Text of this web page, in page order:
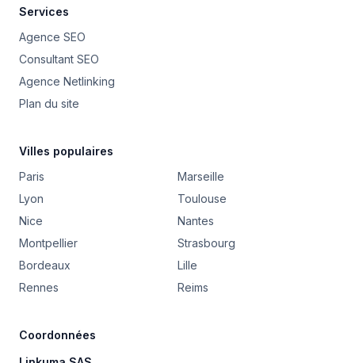
Services
Agence SEO
Consultant SEO
Agence Netlinking
Plan du site
Villes populaires
Paris
Marseille
Lyon
Toulouse
Nice
Nantes
Montpellier
Strasbourg
Bordeaux
Lille
Rennes
Reims
Coordonnées